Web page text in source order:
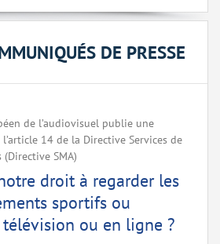
DE PRESSE
de l’audiovisuel publie une
14 de la Directive Services de
SMA)
droit à regarder les
sportifs ou
ou en ligne ?